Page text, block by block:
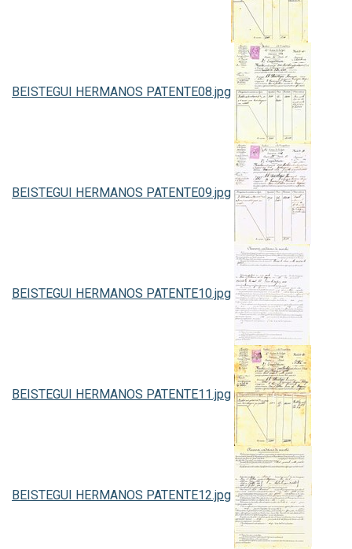
BEISTEGUI HERMANOS PATENTE08.jpg
BEISTEGUI HERMANOS PATENTE09.jpg
BEISTEGUI HERMANOS PATENTE10.jpg
BEISTEGUI HERMANOS PATENTE11.jpg
BEISTEGUI HERMANOS PATENTE12.jpg